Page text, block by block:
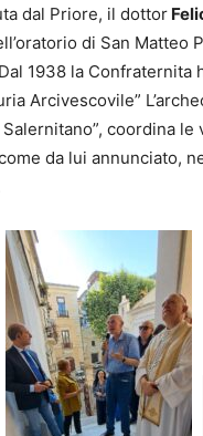
dal Priore, il dottor
di San
1938 la Confraternita
Arcivescovile”
coordina
da lui annunciato,